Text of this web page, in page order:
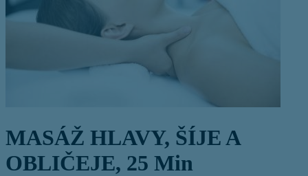
MASÁŽ HLAVY, ŠÍJE A
OBLIČEJE, 25 Min